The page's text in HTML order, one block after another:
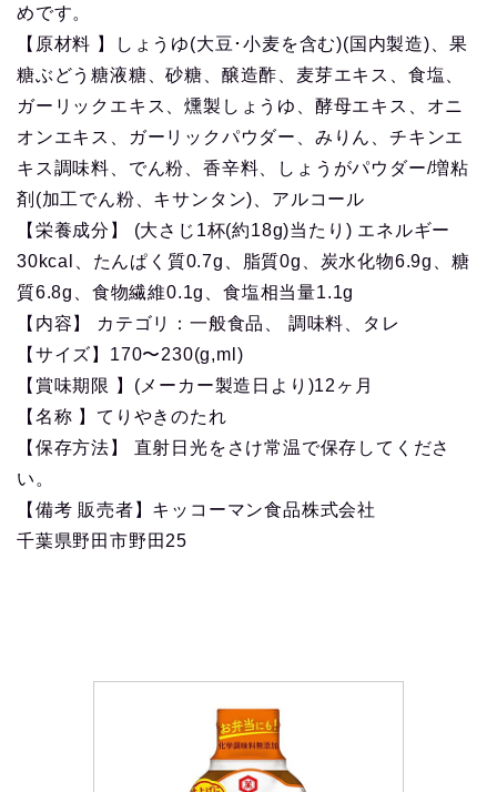
めです。
【原材料 】しょうゆ(大豆･小麦を含む)(国内製造)、果
糖ぶどう糖液糖、砂糖、醸造酢、麦芽エキス、食塩、
ガーリックエキス、燻製しょうゆ、酵母エキス、オニ
オンエキス、ガーリックパウダー、みりん、チキンエ
キス調味料、でん粉、香辛料、しょうがパウダー/増粘
剤(加工でん粉、キサンタン)、アルコール
【栄養成分】 (大さじ1杯(約18g)当たり) エネルギー
30kcal、たんぱく質0.7g、脂質0g、炭水化物6.9g、糖
質6.8g、食物繊維0.1g、食塩相当量1.1g
【内容】 カテゴリ：一般食品、 調味料、タレ
【サイズ】170〜230(g,ml)
【賞味期限 】(メーカー製造日より)12ヶ月
【名称 】てりやきのたれ
【保存方法】 直射日光をさけ常温で保存してくださ
い。
【備考 販売者】キッコーマン食品株式会社
千葉県野田市野田25